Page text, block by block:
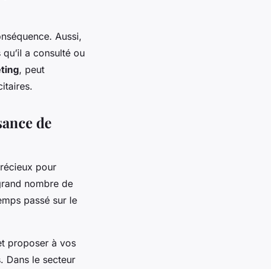
Aussi,
a consulté ou
, peut
de
pour
nombre de
passé sur le
proposer à vos
Dans le secteur